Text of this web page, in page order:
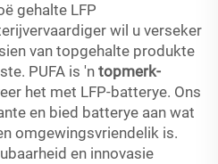
gehalte LFP
wil u verseker
van topgehalte produkte
PUFA is 'n topmerk-
het met LFP-batterye. Ons
en bied batterye aan wat
omgewingsvriendelik is.
en innovasie